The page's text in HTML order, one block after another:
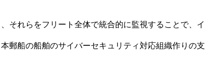
それらをフリート全体で統合的に監視することで、イ
郵船の船舶のサイバーセキュリティ対応組織作りの支